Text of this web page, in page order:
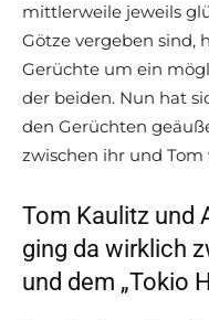
mittlerweile jeweils
Götze vergeben sind,
Gerüchte um ein
der beiden. Nun hat
den Gerüchten
zwischen ihr und Tom
Tom Kaulitz und
ging da wirklich
und dem „Tokio